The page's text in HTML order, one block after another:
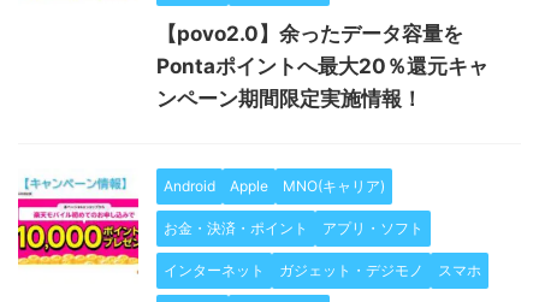
【povo2.0】余ったデータ容量を
Pontaポイントへ最大20％還元キャ
ンペーン期間限定実施情報！
Android Apple MNO(キャリア)
お金・決済・ポイント アプリ・ソフト
インターネット ガジェット・デジモノ スマホ